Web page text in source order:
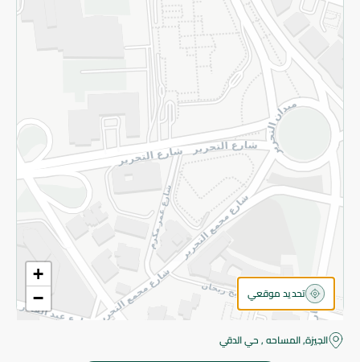
+
−
تحديد موقعي
الجيزة, المساحه , حي الدقي
قم بالتسجيل للنشرة
©2026 - Spinneys | جميع الحقوق محفوظة